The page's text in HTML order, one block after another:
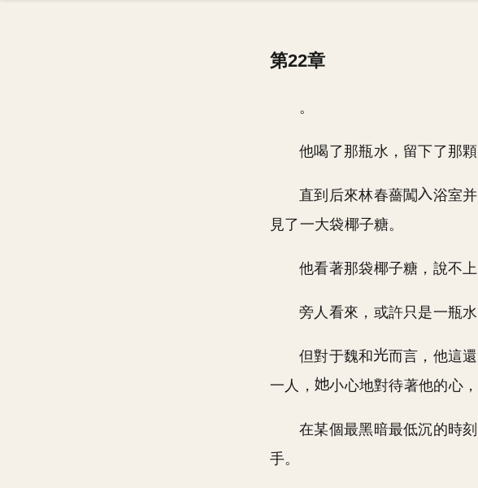
第22章
。
他喝了那瓶水，留下了那顆
直到后來林春薔闖 浴室并
見了一大袋椰子糖。
他看著那袋椰子糖，說不
旁人看來，或許只是一瓶水
但對于魏和
而言，他這
一人，
小心地對待著他的心
在某個最黑暗最低沉的時
手。